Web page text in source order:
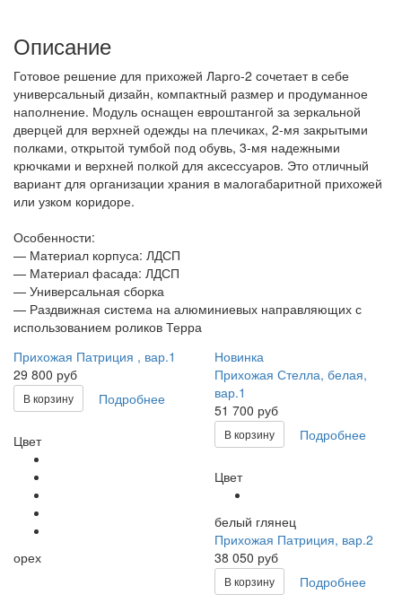
Описание
Готовое решение для прихожей Ларго-2 сочетает в себе
универсальный дизайн, компактный размер и продуманное
наполнение. Модуль оснащен евроштангой за зеркальной
дверцей для верхней одежды на плечиках, 2-мя закрытыми
полками, открытой тумбой под обувь, 3-мя надежными
крючками и верхней полкой для аксессуаров. Это отличный
вариант для организации храния в малогабаритной прихожей
или узком коридоре.
Особенности:
— Материал корпуса: ЛДСП
— Материал фасада: ЛДСП
— Универсальная сборка
— Раздвижная система на алюминиевых направляющих с
использованием роликов Терра
Прихожая Патриция , вар.1
29 800 руб
В корзину Подробнее
Цвет
орех
Новинка
Прихожая Стелла, белая,
вар.1
51 700 руб
В корзину Подробнее
Цвет
белый глянец
Прихожая Патриция, вар.2
38 050 руб
В корзину Подробнее